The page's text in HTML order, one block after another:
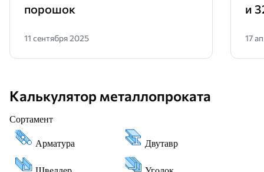
порошок
11 сентября 2025
и
17
Калькулятор металлопроката